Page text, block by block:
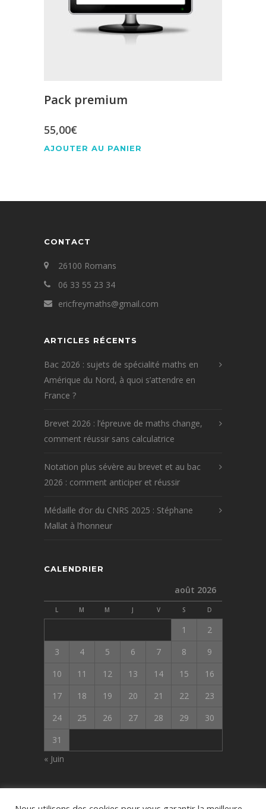
Pack premium
55,00€
AJOUTER AU PANIER
CONTACT
26100 Romans
06 33 55 23 34
ericfreymaths@gmail.com
ARTICLES RÉCENTS
Bac 2026 : sujets de spécialité maths en
Amérique du Nord, à quoi s’attendre en
France ?
Brevet 2026 : l’épreuve de maths change,
comment réussir sans calculatrice
Notation plus sévère au brevet et au bac
2026 : comment anticiper et réussir
Médaille d’or du CNRS 2025 : Stéphane
Mallat à l’honneur
CALENDRIER
août 2026
L M M J V S D
1
2
3
4 5 6 7 8
9
10
11 12 13 14 15
16
17
18 19 20 21 22
23
24
25 26 27 28 29
30
31
« Juin